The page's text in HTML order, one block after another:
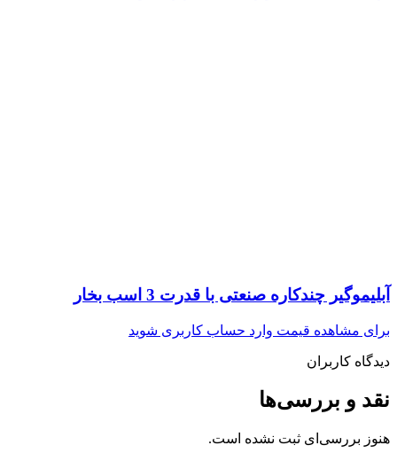
آبلیموگیر چندکاره صنعتی با قدرت 3 اسب بخار
برای مشاهده قیمت وارد حساب کاربری شوید
دیدگاه کاربران
نقد و بررسی‌ها
هنوز بررسی‌ای ثبت نشده است.